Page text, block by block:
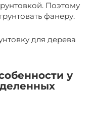
Поэтому
фанеру.
для дерева
у